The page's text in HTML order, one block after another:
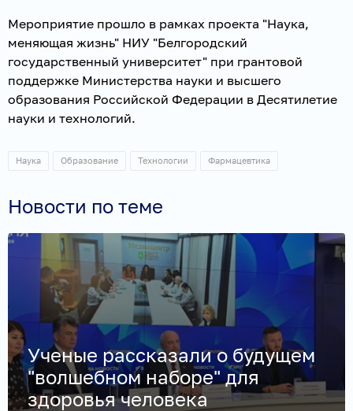
Мероприятие прошло в рамках проекта "Наука,
меняющая жизнь" НИУ "Белгородский
государственный университет" при грантовой
поддержке Министерства науки и высшего
образования Российской Федерации в Десятилетие
науки и технологий.
Наука Образование Технологии Фармацевтика
Новости по теме
Ученые рассказали о будущем
"волшебном наборе" для
здоровья человека